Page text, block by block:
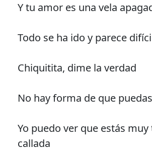
Y tu amor es una vela
Todo se ha ido y parece
Chiquitita, dime la verdad
No hay forma de que
Yo puedo ver que estás
callada